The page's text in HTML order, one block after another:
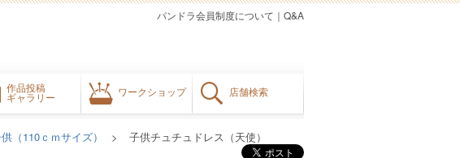
作品投稿
ギャラリー
ワークショップ 店舗検索
Q&A
｜
パンドラ会員制度について
（110ｃｍサイズ） 子供チュチュドレス（天使）